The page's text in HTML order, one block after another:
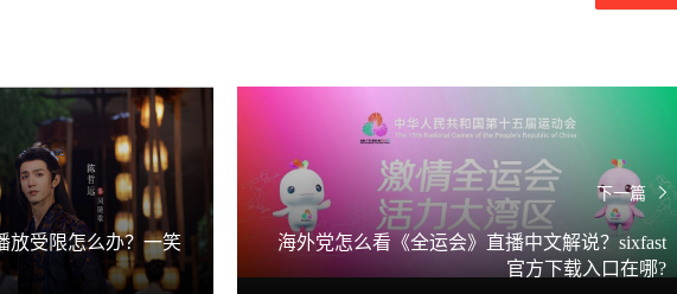
放受限怎么办？一笑
下一篇
海外党怎么看《全运会》直播中文解说？sixfast
官方下载入口在哪?